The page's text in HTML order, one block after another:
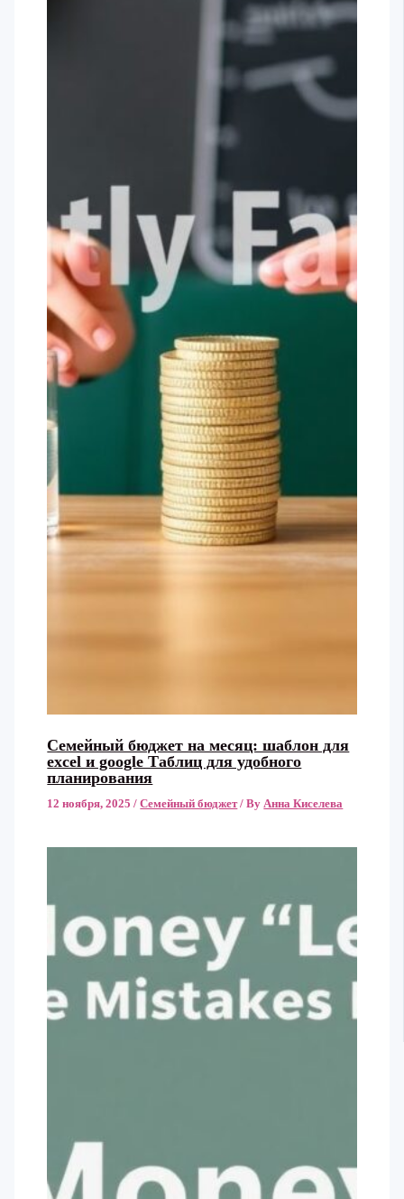
Семейный бюджет на месяц: шаблон для
excel и google Таблиц для удобного
планирования
12 ноября, 2025/Семейный бюджет/ By Анна Киселева